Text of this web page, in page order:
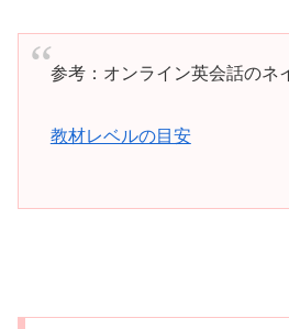
参考：オンライン英会話のネ
教材レベルの目安